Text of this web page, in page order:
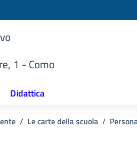
1 - Como
Didattica
Le carte della scuola